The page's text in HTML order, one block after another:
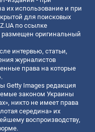
их использование и при
для поисковых
по ссылке
размещен оригинальный
интервью, статьи,
журналистов
права на которые
Getty Images редакция
законом Украины
никто не имеет права
середина» их
воспроизводству,